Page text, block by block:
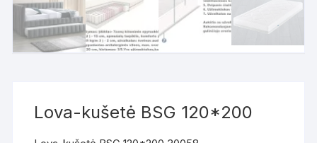
Lova-kušetė BSG 120*200